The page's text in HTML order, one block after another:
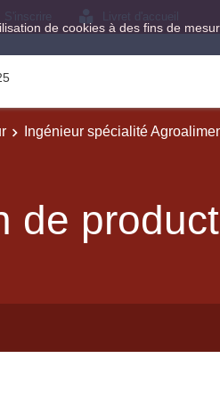
de cookies à des fins de
Ingénieur spécialité
de